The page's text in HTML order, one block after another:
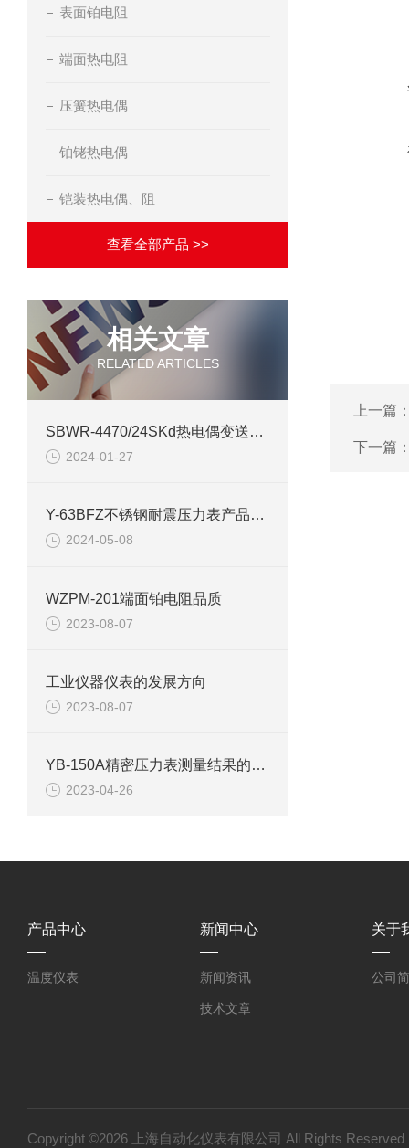
表面铂电阻
端面热电阻
压簧热电偶
铂铑热电偶
铠装热电偶、阻
查看全部产品 >>
相关文章
RELATED ARTICLES
SBWR-4470/24SKd热电偶变送器产品介绍
2024-01-27
Y-63BFZ不锈钢耐震压力表产品介绍
2024-05-08
WZPM-201端面铂电阻品质
2023-08-07
工业仪器仪表的发展方向
2023-08-07
YB-150A精密压力表测量结果的不确定度评定
2023-04-26
上一篇
下一篇
产品中心
温度仪表
新闻中心
新闻资讯
技术文章
关于
公司
Copyright ©2026 上海自动化仪表有限公司 All Rights